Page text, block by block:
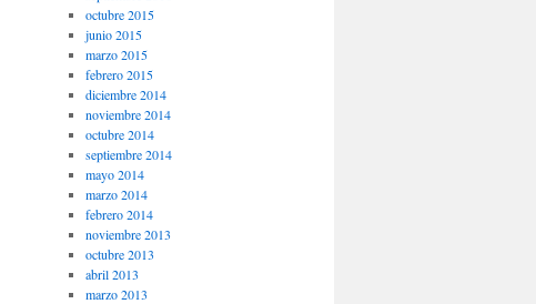
octubre 2015
junio 2015
marzo 2015
febrero 2015
diciembre 2014
noviembre 2014
octubre 2014
septiembre 2014
mayo 2014
marzo 2014
febrero 2014
noviembre 2013
octubre 2013
abril 2013
marzo 2013